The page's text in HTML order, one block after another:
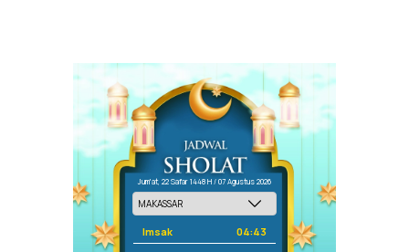
Jum'at, 22 Safar 1448 H / 07 Agustus 2026
Imsak 04:43